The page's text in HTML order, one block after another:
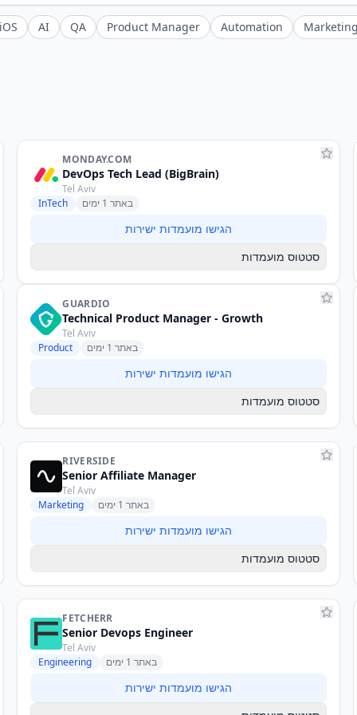
Automation
Product Manager
QA
AI
iOS
MONDAY.COM
DevOps Tech Lead (BigBrain)
Tel Aviv
InTech
באתר 1 ימים
הגישו מועמדות ישירות
סטטוס מועמדות
GUARDIO
Technical Product Manager - Growth
Tel Aviv
Product
באתר 1 ימים
הגישו מועמדות ישירות
סטטוס מועמדות
RIVERSIDE
Senior Affiliate Manager
Tel Aviv
Marketing
באתר 1 ימים
הגישו מועמדות ישירות
סטטוס מועמדות
FETCHERR
Senior Devops Engineer
Tel Aviv
Engineering
באתר 1 ימים
הגישו מועמדות ישירות